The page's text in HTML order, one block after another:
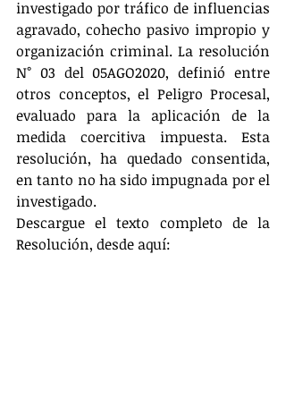
investigado por tráfico de influencias
agravado, cohecho pasivo impropio y
organización criminal. La resolución
N° 03 del 05AGO2020, definió entre
otros conceptos, el Peligro Procesal,
evaluado para la aplicación de la
medida coercitiva impuesta. Esta
resolución, ha quedado consentida,
en tanto no ha sido impugnada por el
investigado.
Descargue el texto completo de la
Resolución, desde aquí: